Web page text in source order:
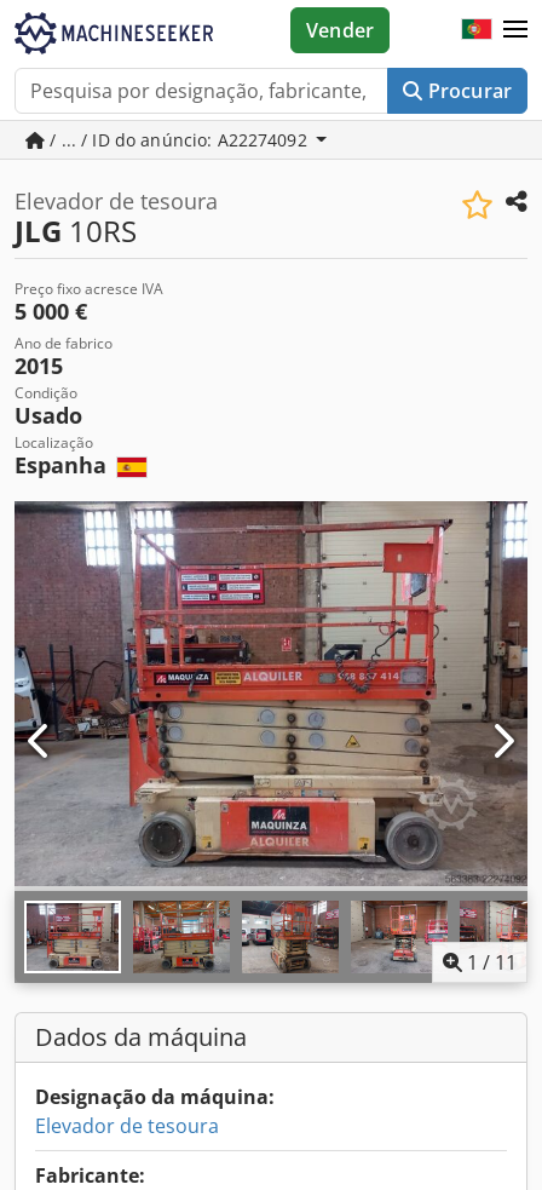
Procurar
Vender
/ ... / ID do anúncio: A22274092
Elevador de tesoura
JLG 10RS
Preço fixo acresce IVA
5 000 €
Ano de fabrico
2015
Condição
Usado
Localização
Espanha
1 / 11
Dados da máquina
Designação da máquina:
Elevador de tesoura
Fabricante: